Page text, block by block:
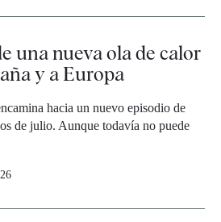
una nueva ola de calor
y a Europa
hacia un nuevo episodio de
de julio. Aunque todavía no puede